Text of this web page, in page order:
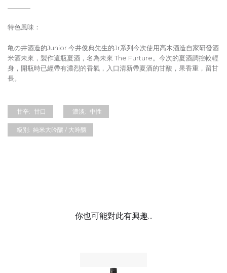
特色風味：
亀の井酒造的Junior 今井俊典先生的Jr系列今次使用高木酒造自家研發酒
米酒未來，製作這瓶夏酒，名為未來 The Furture。今次的夏酒調控較輕
身，開瓶時已經帶有濃烈的香氣，入口清新帶夏酒的甘酸，果香重，留甘
長。
甘辛: 甘口 濃淡: 中性
級別: 純米大吟釀 / 大吟釀
你也可能對此有興趣...